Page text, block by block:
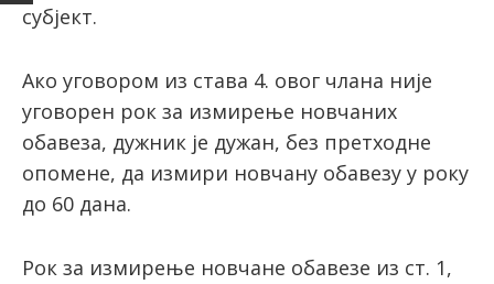
субјект.
Ако уговором из става 4. овог члана није
уговорен рок за измирење новчаних
обавеза, дужник је дужан, без претходне
опомене, да измири новчану обавезу у року
до 60 дана.
Рок за измирење новчане обавезе из ст. 1,